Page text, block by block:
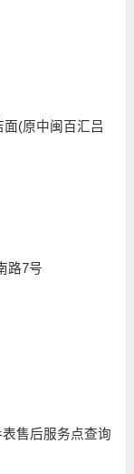
(原中闽百汇吕
路7号